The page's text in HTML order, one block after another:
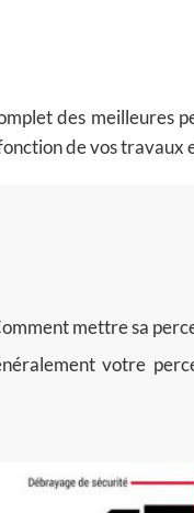
des meilleures
de vos
mettre sa
votre